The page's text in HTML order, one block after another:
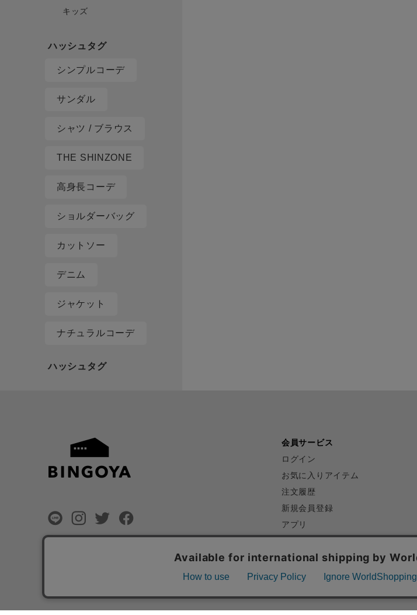
キッズ
シンプルコーデ
サンダル
シャツ / ブラウス
THE SHINZONE
高身長コーデ
ショルダーバッグ
カットソー
デニム
ジャケット
ナチュラルコーデ
会員サービス
ログイン
お気に入りアイテム
注文履歴
新規会員登録
アプリ
©BINGOYA Co,.Ltd.